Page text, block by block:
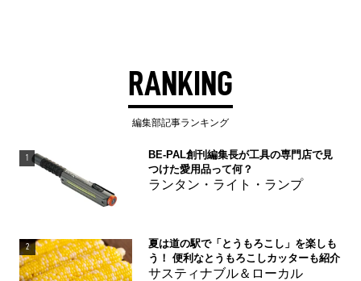
RANKING
編集部記事ランキング
1
BE-PAL創刊編集長が工具の専門店で見
つけた愛用品って何？
ランタン・ライト・ランプ
2
夏は道の駅で「とうもろこし」を楽しも
う！ 便利なとうもろこしカッターも紹介
サスティナブル＆ローカル